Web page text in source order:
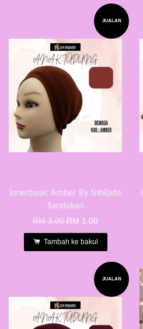
JUALAN
Innerbasic Amber By Snhijabs
Sandakan
RM 3.00RM 1.00
Tambah ke bakul
JUALAN